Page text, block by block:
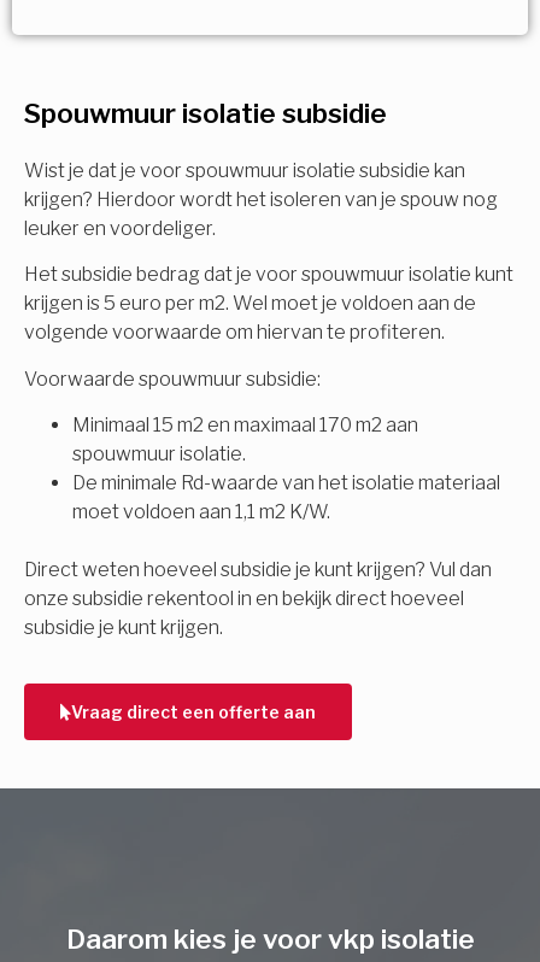
Spouwmuur isolatie subsidie
Wist je dat je voor spouwmuur isolatie subsidie kan
krijgen? Hierdoor wordt het isoleren van je spouw nog
leuker en voordeliger.
Het subsidie bedrag dat je voor spouwmuur isolatie kunt
krijgen is 5 euro per m2. Wel moet je voldoen aan de
volgende voorwaarde om hiervan te profiteren.
Voorwaarde spouwmuur subsidie:
Minimaal 15 m2 en maximaal 170 m2 aan
spouwmuur isolatie.
De minimale Rd-waarde van het isolatie materiaal
moet voldoen aan 1,1 m2 K/W.
Direct weten hoeveel subsidie je kunt krijgen? Vul dan
onze subsidie rekentool in en bekijk direct hoeveel
subsidie je kunt krijgen.
Vraag direct een offerte aan
Meerdere keuzes mogelijk
Isolatiemaatregel
Spouwisolatie
Vloerisolatie
Dakisolatie
Gevelisolatie
Vorige
subsidie!
Vul uw gegevens in en ontvang nu direct uw
berekening per mail.
Voornaam
Achternaam
Vorige
Daarom kies je voor vkp isolatie